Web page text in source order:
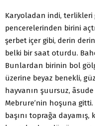
Karyoladan indi, terlikleri
pencerelerinden birini
şerbet içer gibi, derin
belki bir saat oturdu.
Bunlardan birinin bol
üzerine beyaz benekli,
hayvanın şuursuz, âsude
Mebrure’nin hoşuna
başını toprağa dayamış,